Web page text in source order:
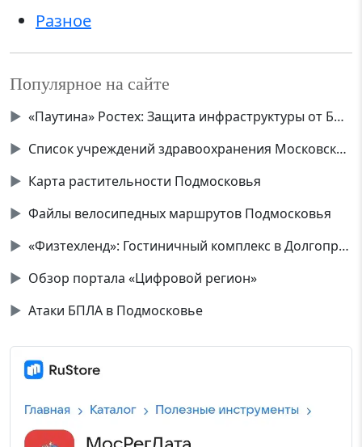
Разное
Популярное на сайте
▶
«Паутина» Ростех: Защита инфраструктуры от БПЛА
▶
Список учреждений здравоохранения Московской области
▶ Карта растительности Подмосковья
▶ Файлы велосипедных маршрутов Подмосковья
▶
«Физтехленд»: Гостиничный комплекс в Долгопрудном
▶ Обзор портала «Цифровой регион»
▶ Атаки БПЛА в Подмосковье